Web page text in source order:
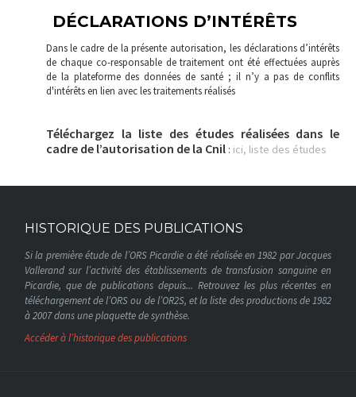
DÉCLARATIONS D’INTÉRÊTS
Dans le cadre de la présente autorisation, les déclarations d’intérêts
de chaque co-responsable de traitement ont été effectuées auprès
de la plateforme des données de santé ; il n’y a pas de conflits
d'intérêts en lien avec les traitements réalisés
Téléchargez la liste des études réalisées dans le
cadre de l’autorisation de la Cnil: ici, liste des études
HISTORIQUE DES PUBLICATIONS
Si la première étude de l’ORS Picardie a été réalisée en 1982 par Jacques
Vallerand sur l’activité des établissements de transfusion sanguine en
Picardie, que de publications depuis... Retrouvez les plus récentes en
téléchargement de l’ORS ou de l’OR2S, et la liste des productions de 1982
à 2007 dans une plaquette de synthèse.
Accéder à l’historique des publications